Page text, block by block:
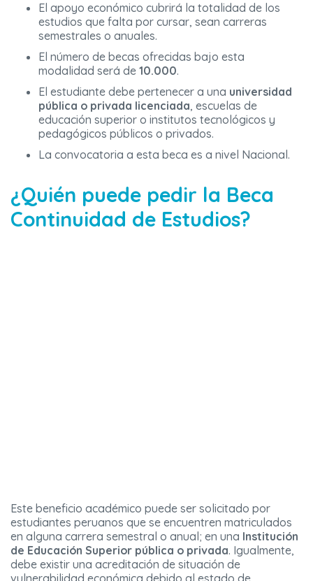
El apoyo económico cubrirá la totalidad de los
estudios que falta por cursar, sean carreras
semestrales o anuales.
El número de becas ofrecidas bajo esta
modalidad será de 10.000.
El estudiante debe pertenecer a una universidad
pública o privada licenciada, escuelas de
educación superior o institutos tecnológicos y
pedagógicos públicos o privados.
La convocatoria a esta beca es a nivel Nacional.
¿Quién puede pedir la Beca
Continuidad de Estudios?
Este beneficio académico puede ser solicitado por
estudiantes peruanos que se encuentren matriculados
en alguna carrera semestral o anual; en una Institución
de Educación Superior pública o privada. Igualmente,
debe existir una acreditación de situación de